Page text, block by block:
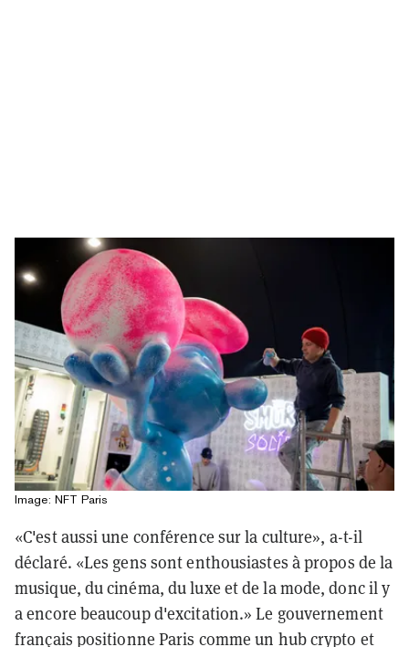
Image: NFT Paris
«C'est aussi une conférence sur la culture», a-t-il
déclaré. «Les gens sont enthousiastes à propos de la
musique, du cinéma, du luxe et de la mode, donc il y
a encore beaucoup d'excitation.» Le gouvernement
français positionne Paris comme un hub crypto et